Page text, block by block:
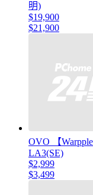
明)
$19,900
$21,900
OVO 【
LA3(SE)
$2,999
$3,499